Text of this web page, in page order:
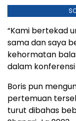
“Kami bertekad
sama dan saya
kehormatan
dalam
Boris pun
pertemuan
turut dibahas